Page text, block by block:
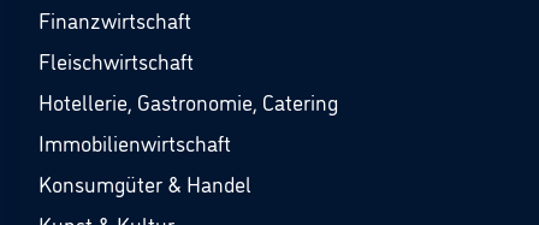
Finanzwirtschaft
Fleischwirtschaft
Hotellerie, Gastronomie, Catering
Immobilienwirtschaft
Konsumgüter & Handel